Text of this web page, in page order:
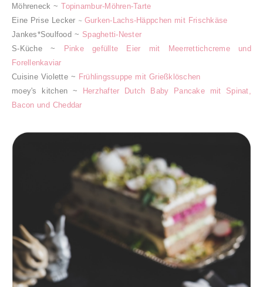
Möhreneck ~Topinambur-Möhren-Tarte
Eine Prise Lecker ~ Gurken-Lachs-Häppchen mit Frischkäse
Jankes*Soulfood ~ Spaghetti-Nester
S-Küche ~ Pinke gefüllte Eier mit Meerrettichcreme und
Forellenkaviar
Cuisine Violette ~ Frühlingssuppe mit Grießklöschen
moey's kitchen ~ Herzhafter Dutch Baby Pancake mit Spinat,
Bacon und Cheddar